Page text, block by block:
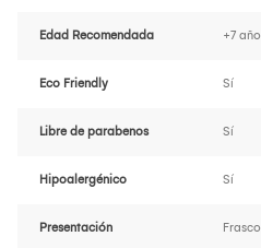
Edad Recomendada +7 año
Eco Friendly Sí
Libre de parabenos Sí
Hipoalergénico Sí
Presentación Frasco